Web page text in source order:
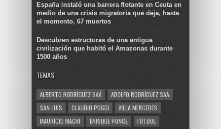
España instaló una barrera flotante en Ceuta en
medio de una crisis migratoria que deja, hasta
el momento, 67 muertos
Descubren estructuras de una antigua
civilización que habitó el Amazonas durante
1500 años
TEMAS
ALBERTO RODRÍGUEZ SAÁ
ADOLFO RODRÍGUEZ SAÁ
SAN LUIS
CLAUDIO POGGI
VILLA MERCEDES
MAURICIO MACRI
ENRIQUE PONCE
FUTBOL